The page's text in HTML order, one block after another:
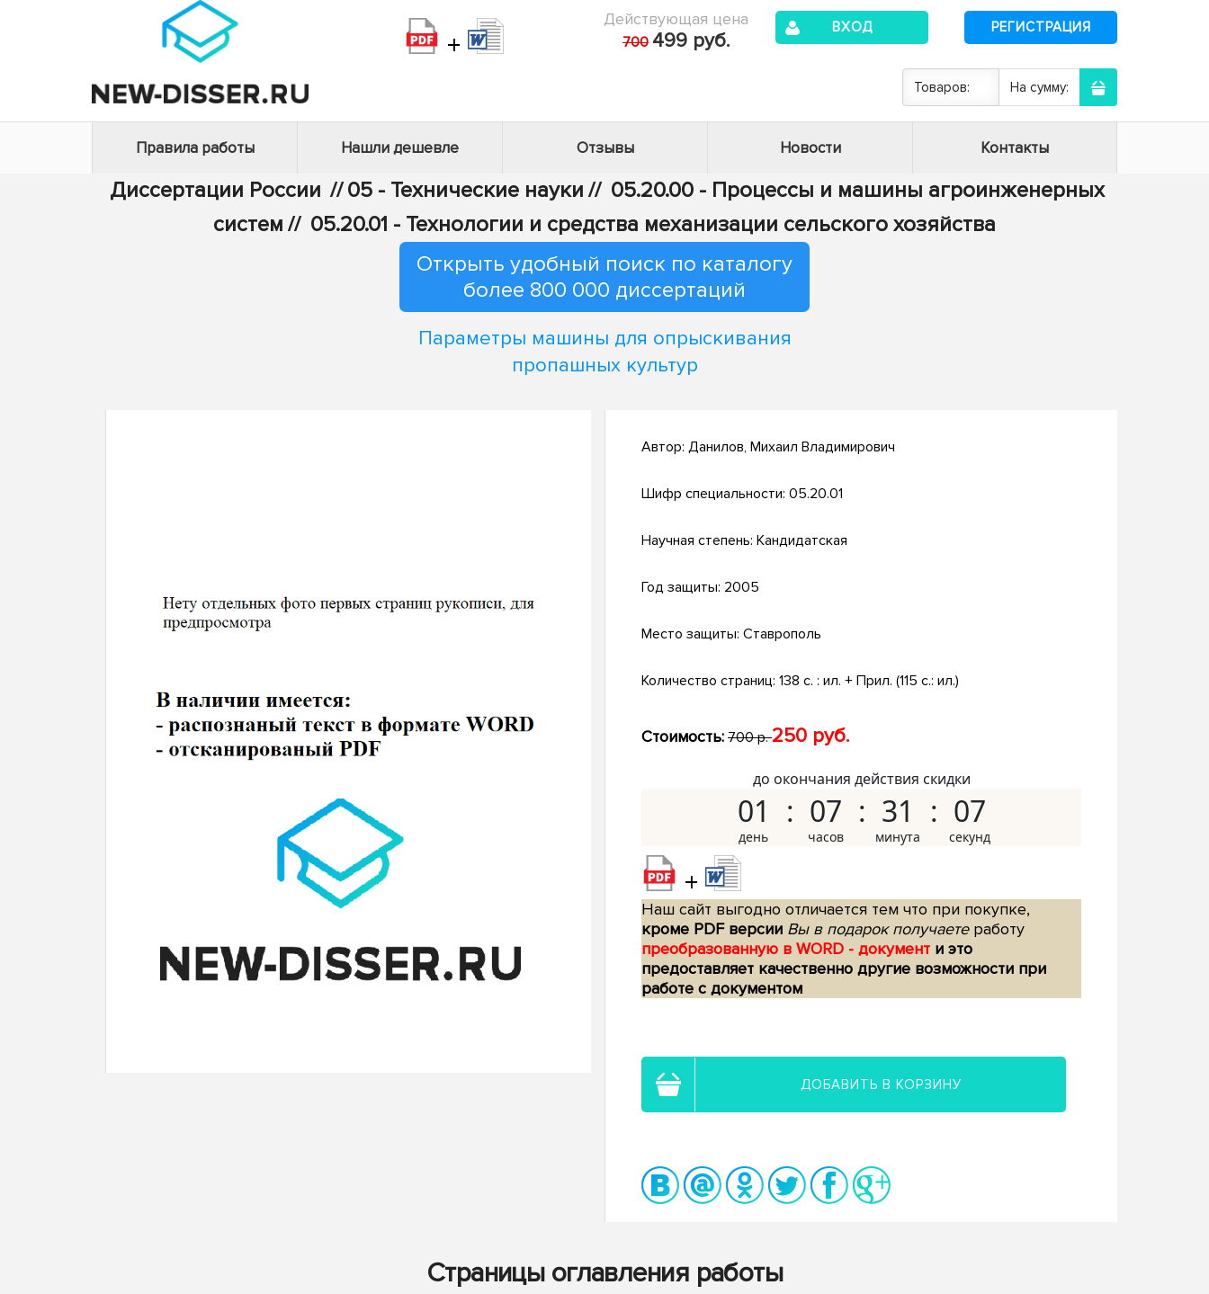
+
Действующая цена
700 499 руб.
ВХОД РЕГИСТРАЦИЯ
Товаров: На сумму:
Правила работы Нашли дешевле Отзывы Новости Контакты
Диссертации России // 05 - Технические науки // 05.20.00 - Процессы и машины агроинженерных
систем // 05.20.01 - Технологии и средства механизации сельского хозяйства
Открыть удобный поиск по каталогу
более 800 000 диссертаций
Параметры машины для опрыскивания
пропашных культур
Автор: Данилов, Михаил Владимирович
Шифр специальности: 05.20.01
Научная степень: Кандидатская
Год защиты: 2005
Место защиты: Ставрополь
Количество страниц: 138 с. : ил. + Прил. (115 с.: ил.)
Стоимость: 700 р.250 руб.
до окончания действия скидки
01 07 31 06
+
Наш сайт выгодно отличается тем что при покупке,
кроме PDF версии Вы в подарок получаетеработу
преобразованную в WORD - документ и это
предоставляет качественно другие возможности при
работе с документом
ДОБАВИТЬ В КОРЗИНУ
Страницы оглавления работы